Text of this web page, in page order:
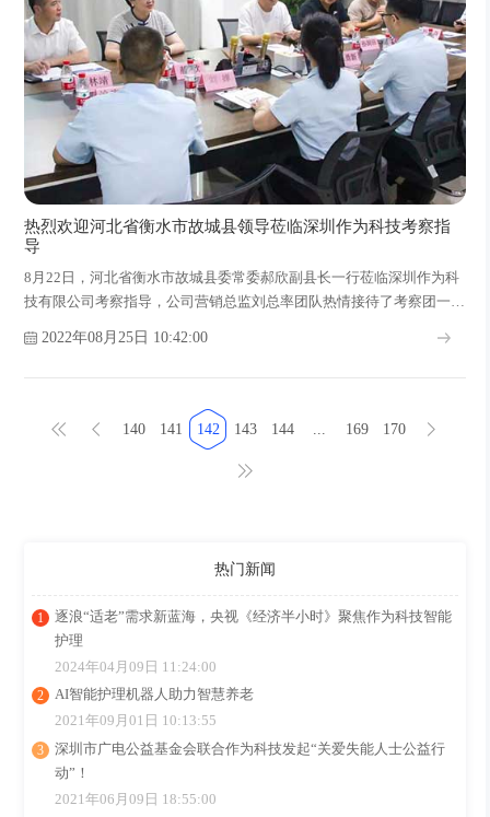
热烈欢迎河北省衡水市故城县领导莅临深圳作为科技考察指
导
8月22日，河北省衡水市故城县委常委郝欣副县长一行莅临深圳作为科
技有限公司考察指导，公司营销总监刘总率团队热情接待了考察团一
2022年08月25日 10:42:00
140 141 142 143 144 ... 169 170
热门新闻
逐浪“适老”需求新蓝海，央视《经济半小时》聚焦作为科技智能
护理
2024年04月09日 11:24:00
AI智能护理机器人助力智慧养老
2021年09月01日 10:13:55
深圳市广电公益基金会联合作为科技发起“关爱失能人士公益行
动”！
2021年06月09日 18:55:00